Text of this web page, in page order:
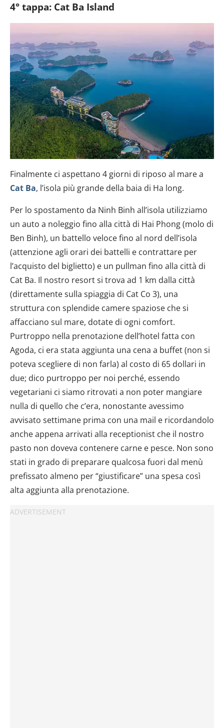
4° tappa: Cat Ba Island
Finalmente ci aspettano 4 giorni di riposo al mare a
Cat Ba, l’isola più grande della baia di Ha long.
Per lo spostamento da Ninh Binh all’isola utilizziamo
un auto a noleggio fino alla città di Hai Phong (molo di
Ben Binh), un battello veloce fino al nord dell’isola
(attenzione agli orari dei battelli e contrattare per
l’acquisto del biglietto) e un pullman fino alla città di
Cat Ba. Il nostro resort si trova ad 1 km dalla città
(direttamente sulla spiaggia di Cat Co 3), una
struttura con splendide camere spaziose che si
affacciano sul mare, dotate di ogni comfort.
Purtroppo nella prenotazione dell’hotel fatta con
Agoda, ci era stata aggiunta una cena a buffet (non si
poteva scegliere di non farla) al costo di 65 dollari in
due; dico purtroppo per noi perché, essendo
vegetariani ci siamo ritrovati a non poter mangiare
nulla di quello che c’era, nonostante avessimo
avvisato settimane prima con una mail e ricordandolo
anche appena arrivati alla receptionist che il nostro
pasto non doveva contenere carne e pesce. Non sono
stati in grado di preparare qualcosa fuori dal menù
prefissato almeno per “giustificare” una spesa così
alta aggiunta alla prenotazione.